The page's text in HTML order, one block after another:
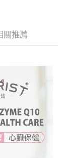
關推薦